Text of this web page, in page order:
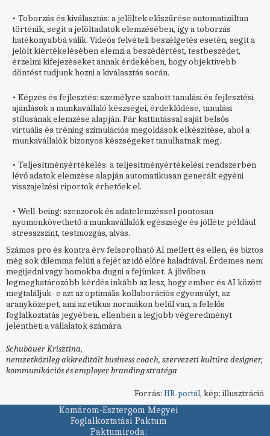
• Toborzás és kiválasztás: a jelöltek előszűrése automatizáltan
történik, segít a jelöltadatok elemzésében, így a toborzás
hatékonyabbá válik. Videós felvételi beszélgetés esetén, segít a
jelölt kiértékelésében elemzi a beszédértést, testbeszédet,
érzelmi kifejezéseket annak érdekében, hogy objektívebb
döntést tudjunk hozni a kiválasztás során.
• Képzés és fejlesztés: személyre szabott tanulási és fejlesztési
ajánlások a munkavállaló készségei, érdeklődése, tanulási
stílusának elemzése alapján. Pár kattintással saját belsős
virtuális és tréning szimulációs megoldások elkészítése, ahol a
munkavállalók bizonyos készségeket tanulhatnak meg.
• Teljesítményértékelés: a teljesítményértékelési rendszerben
lévő adatok elemzése alapján automatikusan generált egyéni
visszajelzési riportok érhetőek el.
• Well-being: szenzorok és adatelemzéssel pontosan
nyomonkövethető a munkavállalók egészsége és jólléte például
stresszszint, testmozgás, alvás.
Számos pro és kontra érv felsorolható AI mellett és ellen, és biztos
még sok dilemma felüti a fejét az idő előre haladtával. Érdemes nem
megijedni vagy homokba dugni a fejünket. A jövőben
legmeghatározóbb kérdés inkább az lesz, hogy ember és AI között
megtaláljuk- e azt az optimális kollaborációs egyensúlyt, az
aranyközepet, ami az etikus normákon belül van, a felelős
foglalkoztatás jegyében, ellenben a legjobb végeredményt
jelentheti a vállalatok számára.
Schubauer Krisztina,
nemzetközileg akkreditált business coach, szervezeti kultúra designer,
kommunikációs és employer branding stratéga
Forrás: HR-portál, kép: illusztráció
Komárom-Esztergom Megyei
Foglalkoztatási Paktum
Paktumiroda: